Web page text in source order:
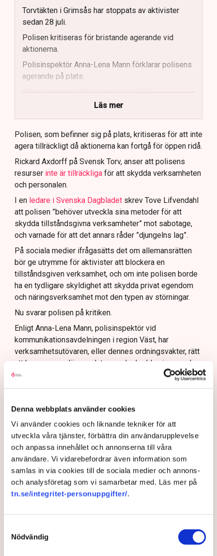
Denna webbplats använder cookies
Vi använder cookies och liknande tekniker för att
utveckla våra tjänster, förbättra din användarupplevelse
och anpassa innehållet och annonserna till våra
användare. Vi vidarebefordrar även information som
samlas in via cookies till de sociala medier och annons-
och analysföretag som vi samarbetar med. Läs mer på
tn.se/integritet-personuppgifter/.
Nödvändig
Torvtäkten i Grimsås har stoppats av aktivister
sedan 28 juli.
Polisen kritiseras för bristande agerande vid
aktionerna.
Polisinspektör Anna-Lena Mann förklarar polisens
agerande på plats.
40 personer misstänks med cirka 120
brottsmisstankar kopplade.
Polisen använder drönare och uniformerad polis
för att dokumentera bevis.
Samtidigt är polisarbetet komplext när det gäller
att navigera juridiska rättigheter och gränser.
Läs mer
Polisen, som befinner sig på plats, kritiseras för att inte
agera tillräckligt då aktionerna kan fortgå för öppen ridå.
Rickard Axdorff på Svensk Torv, anser att polisens
resurser inte är tillräckliga för att skydda verksamheten
och personalen.
I en ledare i Svenska Dagbladet skrev Tove Lifvendahl
att polisen ”behöver utveckla sina metoder för att
skydda tillståndsgivna verksamheter” mot sabotage,
och varnade för att det annars råder ”djungelns lag”.
På sociala medier ifrågasätts det om allemansrätten
bör ge utrymme för aktivister att blockera en
tillståndsgiven verksamhet, och om inte polisen borde
ha en tydligare skyldighet att skydda privat egendom
och näringsverksamhet mot den typen av störningar.
Nu svarar polisen på kritiken.
Enligt Anna-Lena Mann, polisinspektör vid
kommunikationsavdelningen i region Väst, har
verksamhetsutövaren, eller dennes ordningsvakter, rätt
att be personer lämna platsen och skydda sin egendom
genom nödvärnsrätt (Svensk Torv uppger att en av
Neovas medarbetare redan skaha gjort ett eget
polisen egna befogenheter att agera.
Flera har gripits
Nu utförs ett pågående arbete av dialogpolis, drönare
och uniformerad polis på plats.
– Det finns i dagsläget ett 40-tal misstänkta personer,
cirka 120 brottsmisstankar och det har gjorts både
avvisanden, avlägsnanden och gripanden, säger Anna-
beordra bort eller fysiskt flytta personer som stör
allmän ordning, och i vissa fall transportera aktivister